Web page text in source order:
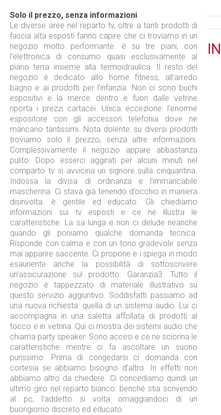
Solo il prezzo, senza informazioni
Le diverse aree nel reparto tv, oltre a tanti prodotti di
fascia alta esposti fanno capire che ci troviamo in un
negozio molto performante. è su tre piani, con
l’elettronica di consumo quasi esclusivamente al
piano terra insieme alla termoidraulica. Il resto del
negozio è dedicato allo home fitness, all’arredo
bagno e ai prodotti per l’infanzia. Non ci sono buchi
espositivi e la merce dentro e fuori dalle vetrine
riporta i prezzi cartacei. Unica eccezione: l’enorme
espositore con gli accessori telefonia dove ne
mancano tantissimi. Nota dolente: su diversi prodotti
troviamo solo il prezzo, senza altre informazioni.
Complessivamente il negozio appare abbastanza
pulito. Dopo esserci aggirati per alcuni minuti nel
comparto tv si avvicina un signore sulla cinquantina.
Indossa la divisa di ordinanza e l’immancabile
mascherina. Ci stava già tenendo d’occhio in maniera
disinvolta. è gentile ed educato. Gli chiediamo
informazioni sui tv esposti e ce ne illustra le
caratteristiche. La sa lunga e non ci delude neanche
quando gli poniamo qualche domanda tecnica.
Risponde con calma e con un tono gradevole senza
mai apparire saccente. Ci propone e i spiega in modo
esauriente anche la possibilità di sottoscrivere
un’assicurazione sul prodotto: Garanzia3. Tutto il
negozio è tappezzato di materiale illustrativo su
questo servizio aggiuntivo. Soddisfatti passiamo ad
una nuova richiesta: quella di un sistema audio. Lui ci
accompagna in una saletta affollata di prodotti al
tocco e in vetrina. Qui ci mostra dei sistemi audio che
chiama party speaker. Sono accesi e ce ne sciorina le
caratteristiche mentre ci fa ascoltare un suono
purissimo. Prima di congedarsi ci domanda con
cortesia se abbiamo bisogno d’altro. In effetti non
abbiamo altro da chiedere. Ci concediamo quindi un
ultimo giro nel reparto bianco: benché stia scrivendo
al pc, l’addetto si volta omaggiandoci di un
buongiorno discreto ed educato.
IN